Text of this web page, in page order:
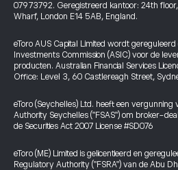
07973792. Geregistreerd kantoor: 24th
Wharf, London E14 5AB, England.
eToro AUS Capital Limited wordt
Investments Commission (ASIC) voor de
producten. Australian Financial Services
Office: Level 3, 60 Castlereagh Street,
eToro (Seychelles) Ltd. heeft een vergunning
Authority Seychelles ("FSAS") om broker-
de Securities Act 2007 License #SD076
eToro (ME) Limited is gelicentieerd en
Regulatory Authority ("FSRA") van de Abu